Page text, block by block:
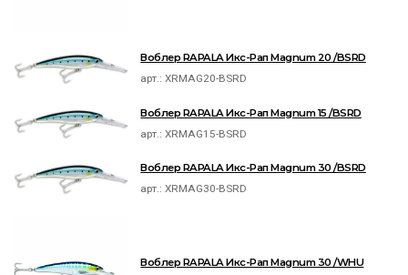
Воблер RAPALA Икс-Рап Magnum 20 /BSRD
арт.:XRMAG20-BSRD
Воблер RAPALA Икс-Рап Magnum 15 /BSRD
арт.:XRMAG15-BSRD
Воблер RAPALA Икс-Рап Magnum 30 /BSRD
арт.:XRMAG30-BSRD
Воблер RAPALA Икс-Рап Magnum 30 /WHU